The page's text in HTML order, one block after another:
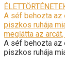
A séf behozta az
piszkos ruhája
meglátta az
A séf behozta az
piszkos ruhája